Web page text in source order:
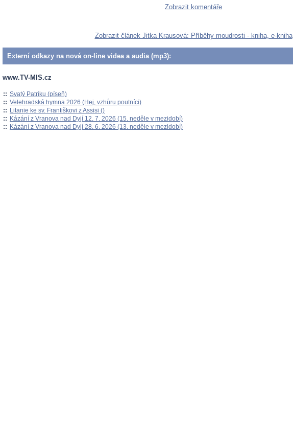
Zobrazit komentáře
Zobrazit článek Jitka Krausová: Příběhy moudrosti - kniha, e-kniha
Externí odkazy na nová on-line videa a audia (mp3):
www.TV-MIS.cz
:: Svatý Patriku (píseň)
:: Velehradská hymna 2026 (Hej, vzhůru poutníci)
:: Litanie ke sv. Františkovi z Assisi ()
:: Kázání z Vranova nad Dyjí 12. 7. 2026 (15. neděle v mezidobí)
:: Kázání z Vranova nad Dyjí 28. 6. 2026 (13. neděle v mezidobí)